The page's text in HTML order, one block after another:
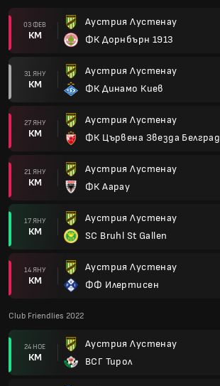
03 ФЕВ
КМ
Аустрия Лустенау
ФК Дорнбърн 1913
31 ЯНУ
КМ
Аустрия Лустенау
ФК Динамо Киев
27 ЯНУ
КМ
Аустрия Лустенау
ФК Цървена Звезда Белград
21 ЯНУ
КМ
Аустрия Лустенау
ФК Аарау
17 ЯНУ
КМ
Аустрия Лустенау
SC Bruhl St Gallen
14 ЯНУ
КМ
Аустрия Лустенау
ФФ Илертисен
Club Friendlies 2022
24 НОЕ
КМ
Аустрия Лустенау
ВСГ Тирол